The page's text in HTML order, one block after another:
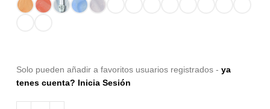
Solo pueden añadir a favoritos usuarios registrados - ya
tenes cuenta? Inicia Sesión